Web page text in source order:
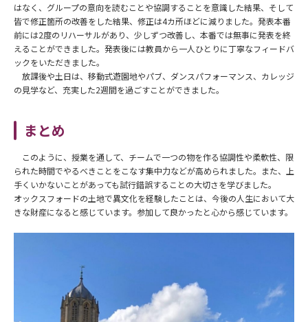
はなく、グループの意向を読むことや協調することを意識した結果、そして
皆で修正箇所の改善をした結果、修正は4カ所ほどに減りました。発表本番
前には2度のリハーサルがあり、少しずつ改善し、本番では無事に発表を終
えることができました。発表後には教員から一人ひとりに丁寧なフィードバ
ックをいただきました。
放課後や土日は、移動式遊園地やパブ、ダンスパフォーマンス、カレッジ
の見学など、充実した2週間を過ごすことができました。
まとめ
このように、授業を通して、チームで一つの物を作る協調性や柔軟性、限
られた時間でやるべきことをこなす集中力などが高められました。また、上
手くいかないことがあっても試行錯誤することの大切さを学びました。
オックスフォードの土地で異文化を経験したことは、今後の人生において大
きな財産になると感じています。参加して良かったと心から感じています。